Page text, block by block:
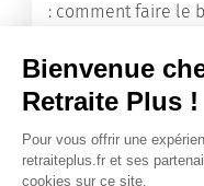
: comment faire le bon
ainés.
Vous avez